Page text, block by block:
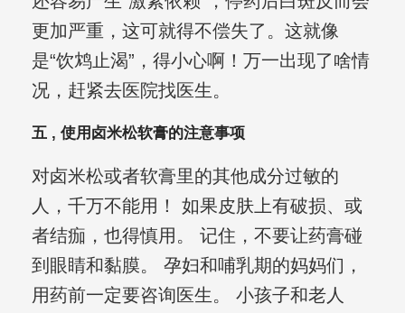
更加严重，这可就得不偿失了。这就像
是“饮鸩止渴”，得小心啊！万一出现了啥情
况，赶紧去医院找医生。
五 , 使用卤米松软膏的注意事项
对卤米松或者软膏里的其他成分过敏的
人，千万不能用！ 如果皮肤上有破损、或
者结痂，也得慎用。 记住，不要让药膏碰
到眼睛和黏膜。 孕妇和哺乳期的妈妈们，
用药前一定要咨询医生。 小孩子和老人